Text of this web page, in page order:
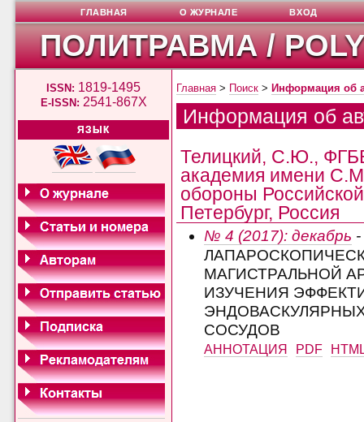
ПОЛИТРАВМА /
ISSN: 1819-1495
E-ISSN: 2541-867X
ЯЗЫК
ГЛАВНАЯ О ЖУРНАЛЕ ВХОД
Главная > Поиск > Информация об
Информация об
Телицкий, С.Ю.,
академия имени
обороны
Петербург, Россия
№ 4 (2017): декабрь
МАГИСТРАЛЬНОЙ
ИЗУЧЕНИЯ
СОСУДОВ
АННОТАЦИЯ PDF